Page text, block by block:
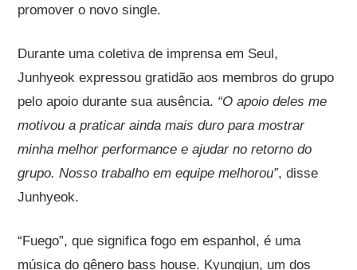
promover o novo single.
Durante uma coletiva de imprensa em Seul,
Junhyeok expressou gratidão aos membros do grupo
pelo apoio durante sua ausência. “O apoio deles me
motivou a praticar ainda mais duro para mostrar
minha melhor performance e ajudar no retorno do
grupo. Nosso trabalho em equipe melhorou”, disse
Junhyeok.
“Fuego”, que significa fogo em espanhol, é uma
música do gênero bass house. Kyungjun, um dos